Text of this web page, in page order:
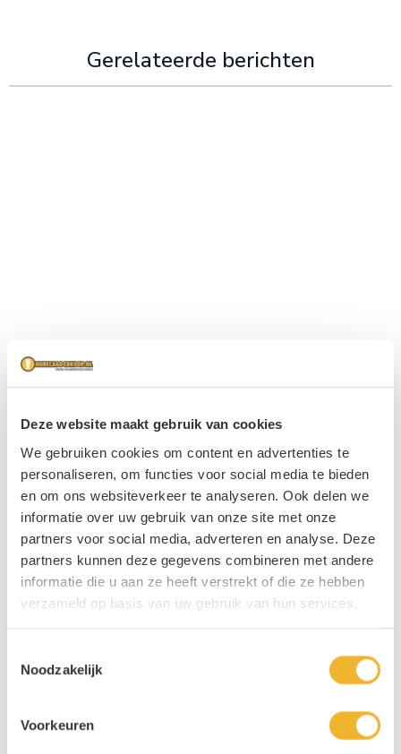
Deze website maakt gebruik van cookies
We gebruiken cookies om content en advertenties te
personaliseren, om functies voor social media te bieden
en om ons websiteverkeer te analyseren. Ook delen we
informatie over uw gebruik van onze site met onze
partners voor social media, adverteren en analyse. Deze
partners kunnen deze gegevens combineren met andere
informatie die u aan ze heeft verstrekt of die ze hebben
verzameld op basis van uw gebruik van hun services.
Noodzakelijk
Voorkeuren
Gerelateerde berichten
Hoe wordt wijn gebrouwen?